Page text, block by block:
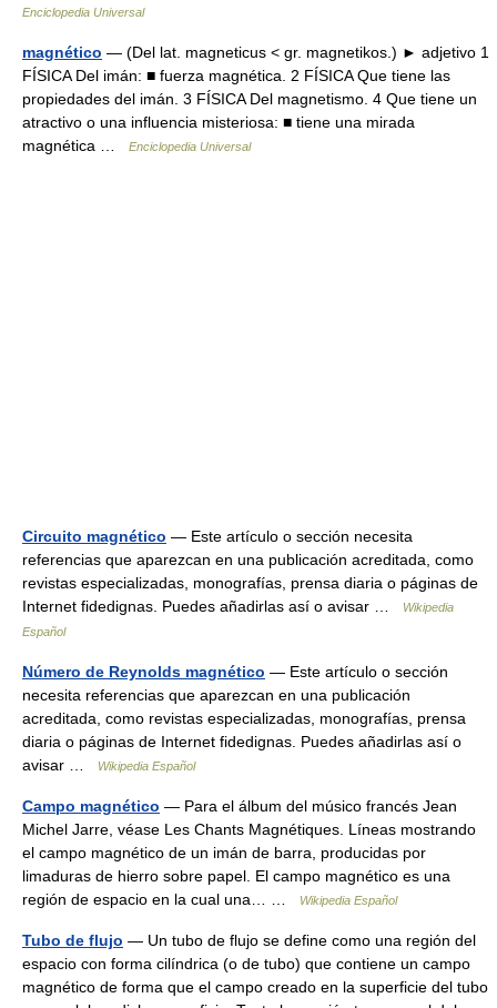
Enciclopedia Universal
magnético — (Del lat. magneticus < gr. magnetikos.) ► adjetivo 1
FÍSICA Del imán: ■ fuerza magnética. 2 FÍSICA Que tiene las
propiedades del imán. 3 FÍSICA Del magnetismo. 4 Que tiene un
atractivo o una influencia misteriosa: ■ tiene una mirada
magnética …
Enciclopedia Universal
Circuito magnético — Este artículo o sección necesita
referencias que aparezcan en una publicación acreditada, como
revistas especializadas, monografías, prensa diaria o páginas de
Internet fidedignas. Puedes añadirlas así o avisar …
Wikipedia
Español
Número de Reynolds magnético — Este artículo o sección
necesita referencias que aparezcan en una publicación
acreditada, como revistas especializadas, monografías, prensa
diaria o páginas de Internet fidedignas. Puedes añadirlas así o
avisar …
Wikipedia Español
Campo magnético — Para el álbum del músico francés Jean
Michel Jarre, véase Les Chants Magnétiques. Líneas mostrando
el campo magnético de un imán de barra, producidas por
limaduras de hierro sobre papel. El campo magnético es una
región de espacio en la cual una… …
Wikipedia Español
Tubo de flujo — Un tubo de flujo se define como una región del
espacio con forma cilíndrica (o de tubo) que contiene un campo
magnético de forma que el campo creado en la superficie del tubo